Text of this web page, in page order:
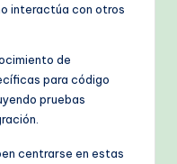
interactúa con otros
de
para código
pruebas
centrarse en estas